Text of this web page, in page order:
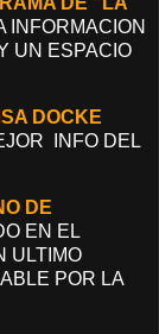
INFORMACION
UN ESPACIO
DOCKE
INFO DEL
DE
EN EL
ULTIMO
POR LA